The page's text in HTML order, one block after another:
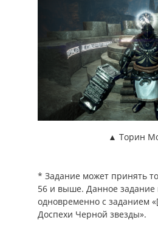
▲ Торин
* Задание может принять
56 и выше. Данное
одновременно с заданием
Доспехи Черной звезды».